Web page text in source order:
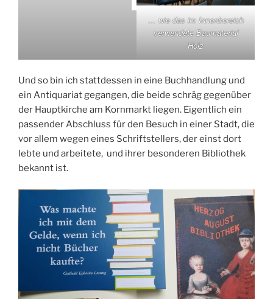
… wie das im Innenbereich
verwendete Baumaterial
Holz
Und so bin ich stattdessen in eine Buchhandlung und
ein Antiquariat gegangen, die beide schräg gegenüber
der Hauptkirche am Kornmarkt liegen. Eigentlich ein
passender Abschluss für den Besuch in einer Stadt, die
vor allem wegen eines Schriftstellers, der einst dort
lebte und arbeitete, und ihrer besonderen Bibliothek
bekannt ist.